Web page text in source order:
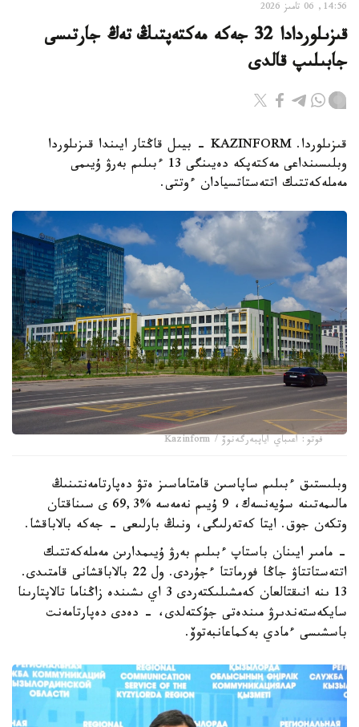
14:56, 06 تامىز 2026
قىزىلوردادا 32 جەكە مەكتەپتىڭ تەڭ جارتىسى
جابىلىپ قالدى
قىزىلوردا. KAZINFORM - بيىل قاڭتار ايىندا قىزىلوردا
وبلىسىنداعى مەكتەپكە دەيىنگى 13 ءبىلىم بەرۋ ۇيىمى
مەملەكەتتىك اتتەستاتسيادان ءوتتى.
فوتو: اعىباي اياپبەرگەنوۆ / Kazinform
وبلىستىق ءبىلىم ساپاسىن قامتاماسىز ەتۋ دەپارتامەنتىنىڭ
مالىمەتىنە سۇيەنسەك، 9 ۇيىم نەمەسە %69,3 ى سىناقتان
وتكەن جوق. ايتا كەتەرلىگى، ونىڭ بارلىعى - جەكە بالاباقشا.
- مامىر ايىنان باستاپ ءبىلىم بەرۋ ۇيىمدارىن مەملەكەتتىك
اتتەستاتتاۋ جاڭا فورماتتا ءجۇردى. ول 22 بالاباقشانى قامتىدى.
13 ىنە انىقتالعان كەمشىلىكتەردى 3 اي ىشىندە زاڭناما تالاپتارىنا
سايكەستەندىرۋ مىندەتى جۇكتەلدى، - دەدى دەپارتامەنت
باسشىسى ءمادي بەكماعانبەتوۆ.